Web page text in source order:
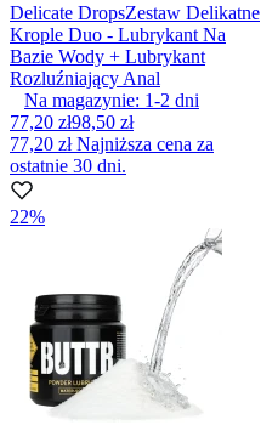
Delicate DropsZestaw Delikatne
Krople Duo - Lubrykant Na
Bazie Wody + Lubrykant
Rozluźniający Anal
Na magazynie: 1-2 dni
77,20 zł98,50 zł
77,20 złNajniższa cena za
ostatnie 30 dni.
22%